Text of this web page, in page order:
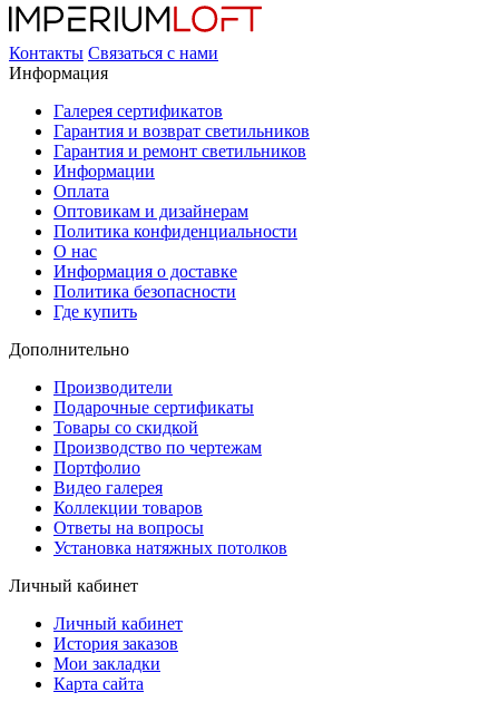
Контакты Связаться с нами
Информация
Галерея сертификатов
Гарантия и возврат светильников
Гарантия и ремонт светильников
Информации
Оплата
Оптовикам и дизайнерам
Политика конфиденциальности
О нас
Информация о доставке
Политика безопасности
Где купить
Дополнительно
Производители
Подарочные сертификаты
Товары со скидкой
Производство по чертежам
Портфолио
Видео галерея
Коллекции товаров
Ответы на вопросы
Установка натяжных потолков
Личный кабинет
Личный кабинет
История заказов
Мои закладки
Карта сайта